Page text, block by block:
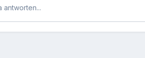
antworten...